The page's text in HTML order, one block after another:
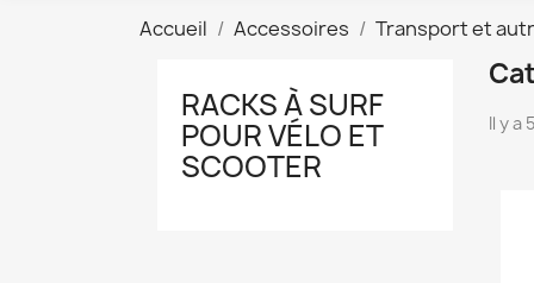
Accueil Accessoires Transport et
RACKS À SURF
POUR VÉLO ET
SCOOTER
Il y a